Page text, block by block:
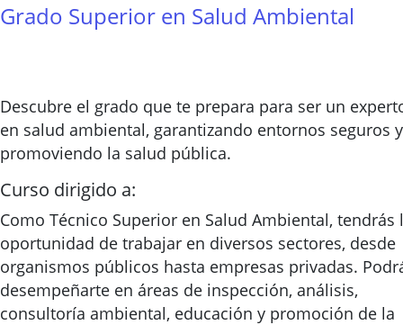
Grado Superior en Salud Ambiental
Descubre el grado que te prepara para ser un
en salud ambiental, garantizando entornos seguros y
promoviendo la salud pública.
Curso dirigido a:
Como Técnico Superior en Salud Ambiental, tendrás
oportunidad de trabajar en diversos sectores, desde
organismos públicos hasta empresas privadas.
desempeñarte en áreas de inspección, análisis,
consultoría ambiental, educación y promoción de la